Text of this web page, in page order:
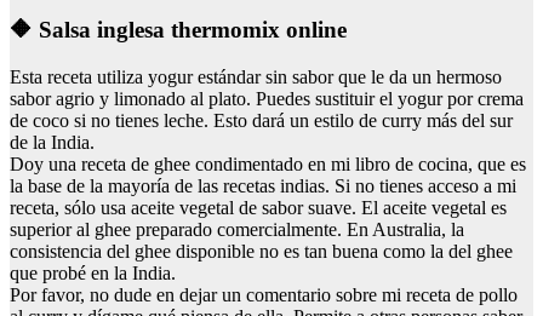
🔶 Salsa inglesa thermomix online
Esta receta utiliza yogur estándar sin sabor que le da un hermoso
sabor agrio y limonado al plato. Puedes sustituir el yogur por crema
de coco si no tienes leche. Esto dará un estilo de curry más del sur
de la India.
Doy una receta de ghee condimentado en mi libro de cocina, que es
la base de la mayoría de las recetas indias. Si no tienes acceso a mi
receta, sólo usa aceite vegetal de sabor suave. El aceite vegetal es
superior al ghee preparado comercialmente. En Australia, la
consistencia del ghee disponible no es tan buena como la del ghee
que probé en la India.
Por favor, no dude en dejar un comentario sobre mi receta de pollo